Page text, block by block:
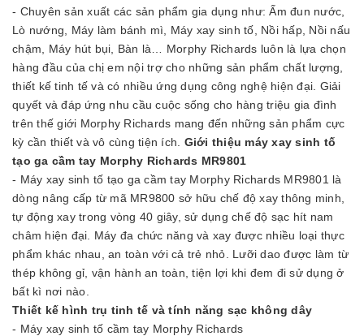
- Chuyên sản xuất các sản phẩm gia dụng như: Ấm đun nước,
Lò nướng, Máy làm bánh mì, Máy xay sinh tố, Nồi hấp, Nồi nấu
chậm, Máy hút bụi, Bàn là… Morphy Richards luôn là lựa chọn
hàng đầu của chị em nội trợ cho những sản phẩm chất lượng,
thiết kế tinh tế và có nhiều ứng dụng công nghệ hiện đại. Giải
quyết và đáp ứng nhu cầu cuộc sống cho hàng triệu gia đình
trên thế giới Morphy Richards mang đến những sản phẩm cực
kỳ cần thiết và vô cùng tiện ích. Giới thiệu máy xay sinh tố
tạo ga cầm tay Morphy Richards MR9801
- Máy xay sinh tố tạo ga cầm tay Morphy Richards MR9801 là
dòng nâng cấp từ mã MR9800 sở hữu chế độ xay thông minh,
tự động xay trong vòng 40 giây, sử dụng chế độ sạc hít nam
châm hiện đại. Máy đa chức năng và xay được nhiều loại thực
phẩm khác nhau, an toàn với cả trẻ nhỏ. Lưỡi dao được làm từ
thép không gỉ, vận hành an toàn, tiện lợi khi đem đi sử dụng ở
bất kì nơi nào.
Thiết kế hình trụ tinh tế và tính năng sạc không dây
- Máy xay sinh tố cầm tay Morphy Richards